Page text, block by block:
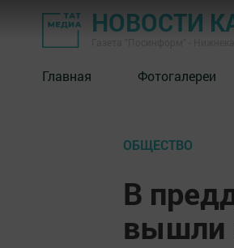
НОВОСТИ
Главная Фотогалереи
ОБЩЕСТВО
В
вышли